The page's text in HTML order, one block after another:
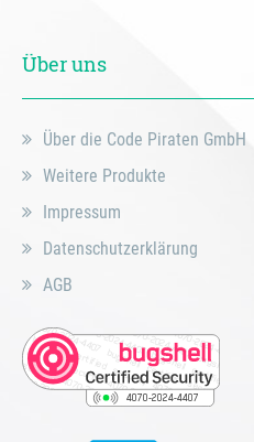
Über uns
Über die Code Piraten GmbH
Weitere Produkte
Impressum
Datenschutzerklärung
AGB